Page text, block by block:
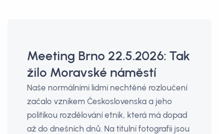
Meeting Brno 22.5.2026: Tak
žilo Moravské náměstí
Naše normálními lidmi nechtěné rozloučení
začalo vznikem Československa a jeho
politikou rozdělování etnik, která má dopad
až do dnešních dnů. Na titulní fotografii jsou